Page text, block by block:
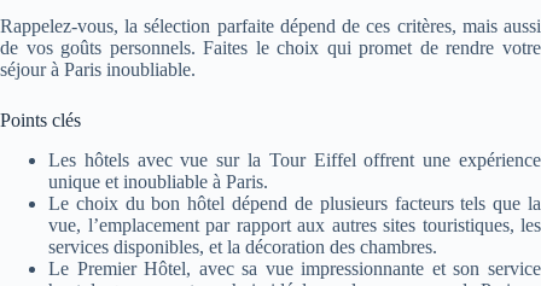
Rappelez-vous, la sélection parfaite dépend de ces critères, mais aussi
de vos goûts personnels. Faites le choix qui promet de rendre votre
séjour à Paris inoubliable.
Points clés
Les hôtels avec vue sur la Tour Eiffel offrent une expérience
unique et inoubliable à Paris.
Le choix du bon hôtel dépend de plusieurs facteurs tels que la
vue, l’emplacement par rapport aux autres sites touristiques, les
services disponibles, et la décoration des chambres.
Le Premier Hôtel, avec sa vue impressionnante et son service